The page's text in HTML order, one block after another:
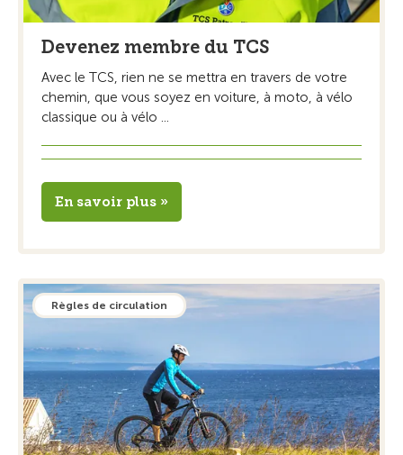
Devenez membre du TCS
Avec le TCS, rien ne se mettra en travers de votre
chemin, que vous soyez en voiture, à moto, à vélo
classique ou à vélo ...
En savoir plus »
Règles de circulation